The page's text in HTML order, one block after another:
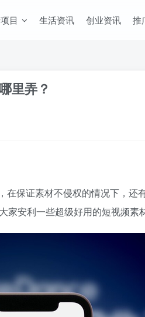
目 生活资讯 创业资讯 推
里弄？
在保证素材不侵权的情况下，还
安利一些超级好用的短视频素